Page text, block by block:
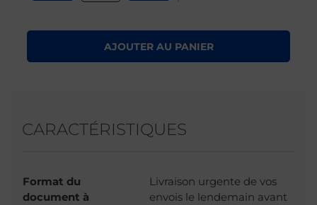
AJOUTER AU PANIER
CARACTÉRISTIQUES
Format du
document à
Livraison urgente de vos
envois le lendemain avant